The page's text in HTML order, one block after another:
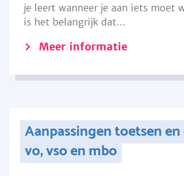
je leert wanneer je aan iets moet
is het belangrijk dat...
Meer informatie
Aanpassingen toetsen
vo, vso en mbo